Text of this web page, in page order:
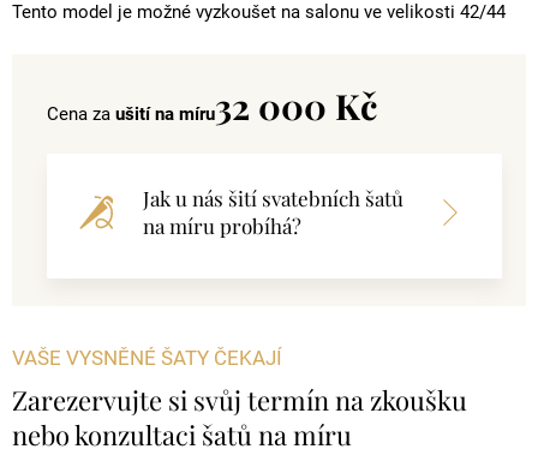
Tento model je možné vyzkoušet na salonu ve velikosti 42/44
Cena za ušití na míru32 000 Kč
Jak u nás šití svatebních šatů
na míru probíhá?
VAŠE VYSNĚNÉ ŠATY ČEKAJÍ
Zarezervujte si svůj termín na zkoušku
nebo konzultaci šatů na míru